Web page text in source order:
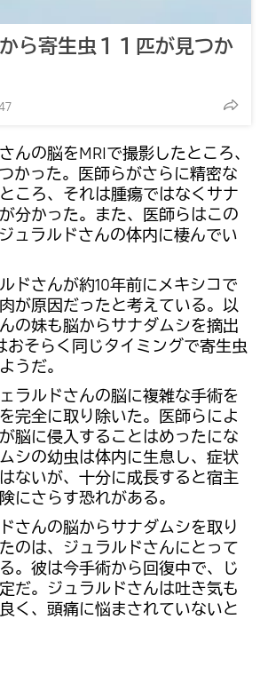
ら寄生虫１１匹が見つか
んの脳をMRIで撮影したところ、
かった。医師らがさらに精密な
ころ、それは腫瘍ではなくサナ
分かった。また、医師らはこの
ュラルドさんの体内に棲んでい
ドさんが約10年前にメキシコで
が原因だったと考えている。以
の妹も脳からサナダムシを摘出
おそらく同じタイミングで寄生虫
うだ。
ラルドさんの脳に複雑な手術を
完全に取り除いた。医師らによ
脳に侵入することはめったにな
シの幼虫は体内に生息し、症状
ないが、十分に成長すると宿主
にさらす恐れがある。
さんの脳からサナダムシを取り
のは、ジュラルドさんにとって
。彼は今手術から回復中で、じ
だ。ジュラルドさんは吐き気も
く、頭痛に悩まされていないと